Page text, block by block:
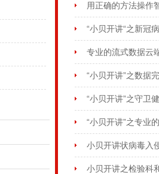
用正确的方法操作
“小贝开讲“之新冠
专业的流式数据云
“小贝开讲”之数据
“小贝开讲”之守卫
“小贝开讲”之专业
小贝开讲状病毒入
小贝开讲之检验科